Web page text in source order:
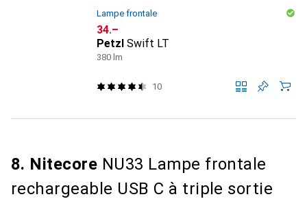
Lampe frontale
CHF
34.–
Petzl Swift LT
380 lm
10
8. Nitecore NU33 Lampe frontale
rechargeable USB C à triple sortie